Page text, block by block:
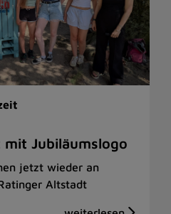
Jubiläumslogo
jetzt wieder an
Altstadt